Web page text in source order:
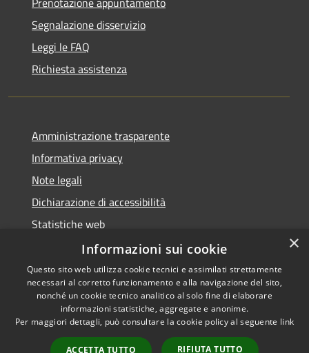
Segnalazione disservizio
Leggi le FAQ
Richiesta assistenza
Amministrazione trasparente
Informativa privacy
Note legali
Dichiarazione di accessibilità
Statistiche web
Accessibilità
Privacy
Copyright © 2026 • Comune di
Buccinasco • Powered by
Municipium•Accesso
redazione
×
Informazioni sui cookie
Questo sito web utilizza cookie tecnici e assimilati strettamente
necessari al corretto funzionamento e alla navigazione del sito,
nonché un cookie tecnico analitico al solo fine di elaborare
informazioni statistiche, aggregate e anonime.
Per maggiori dettagli, può consultare la cookie policy al seguente link
ACCETTA TUTTO RIFIUTA TUTTO